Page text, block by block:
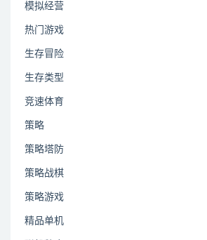
模拟经营
热门游戏
生存冒险
生存类型
竞速体育
策略
策略塔防
策略战棋
策略游戏
精品单机